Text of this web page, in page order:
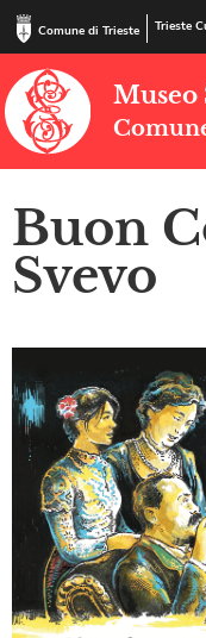
Comune di Trieste Trieste
Museo
Buon
Svevo